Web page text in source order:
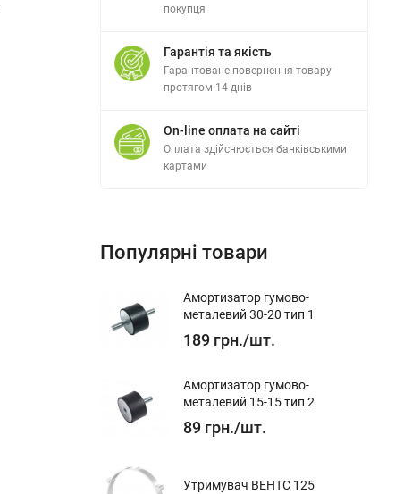
покупця
Гарантія та якість
Гарантоване повернення товару
протягом 14 днів
On-line оплата на сайті
Оплата здійснюється банківськими
картами
Популярні товари
Амортизатор гумово-
металевий 30-20 тип 1
189 грн./шт.
Амортизатор гумово-
металевий 15-15 тип 2
89 грн./шт.
Утримувач ВЕНТС 125